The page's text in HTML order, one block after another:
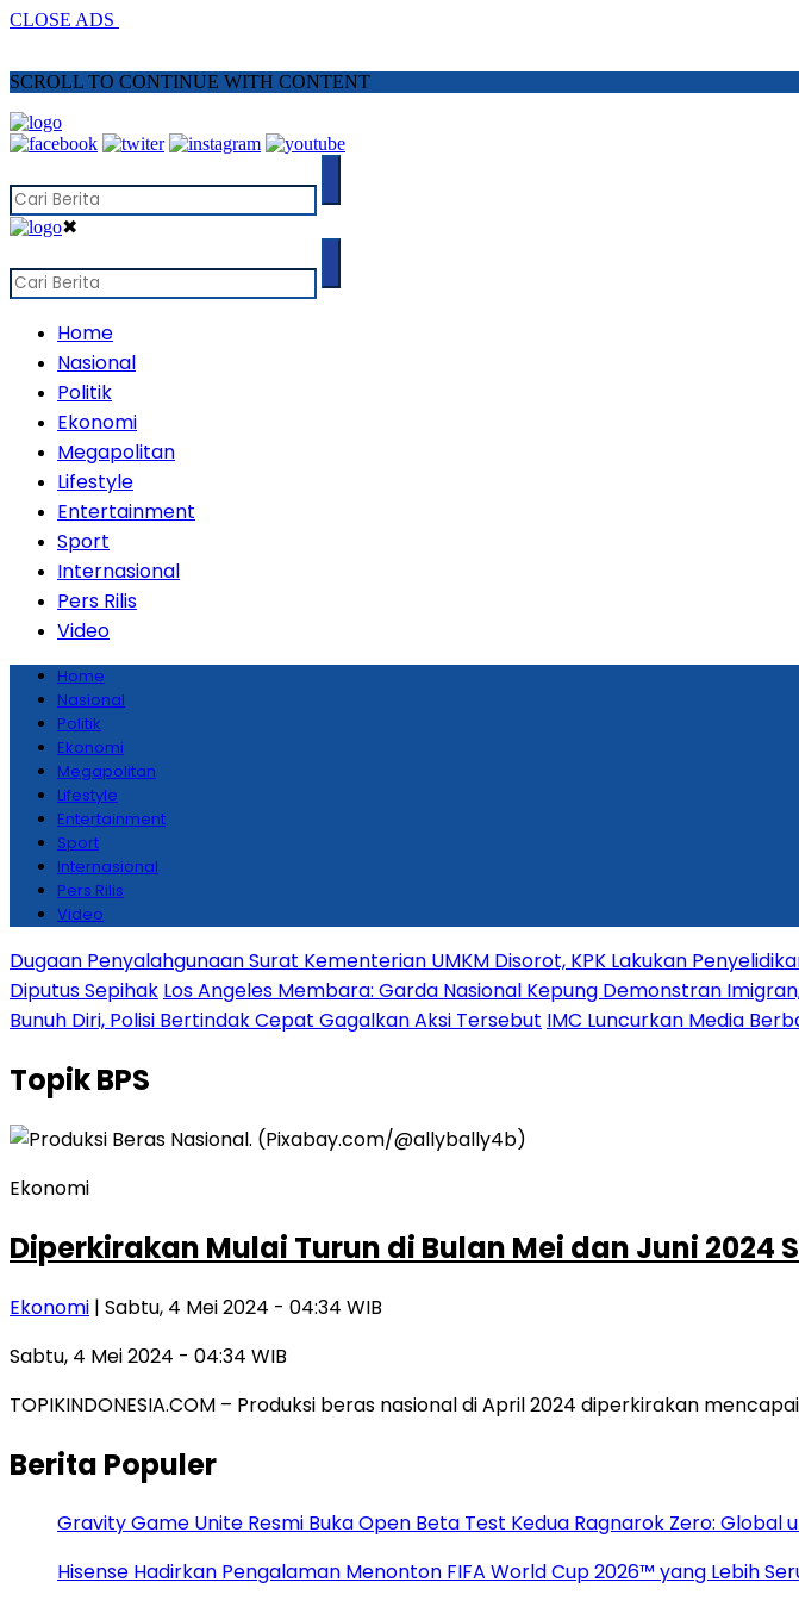
CLOSE ADS
SCROLL TO CONTINUE WITH CONTENT
✖
Home
Nasional
Politik
Ekonomi
Megapolitan
Lifestyle
Entertainment
Sport
Internasional
Pers Rilis
Video
Home
Nasional
Politik
Ekonomi
Megapolitan
Lifestyle
Entertainment
Sport
Internasional
Pers Rilis
Video
Dugaan Penyalahgunaan Surat Kementerian UMKM Disorot, KPK Lakukan
Diputus Sepihak Los Angeles Membara: Garda Nasional Kepung Demonstran
Bunuh Diri, Polisi Bertindak Cepat Gagalkan Aksi Tersebut IMC Luncurkan Media
TopikBPS
Ekonomi
Diperkirakan Mulai Turun di Bulan Mei dan Juni 2024
Ekonomi | Sabtu, 4 Mei 2024 - 04:34 WIB
Sabtu, 4 Mei 2024 - 04:34 WIB
TOPIKINDONESIA.COM – Produksi beras nasional di April 2024 diperkirakan
Berita Populer
Gravity Game Unite Resmi Buka Open Beta Test Kedua Ragnarok Zero: Global
Hisense Hadirkan Pengalaman Menonton FIFA World Cup 2026™ yang Lebih